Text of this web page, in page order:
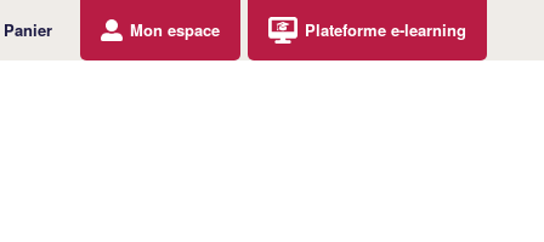
Panier Mon espace Plateforme e-learning